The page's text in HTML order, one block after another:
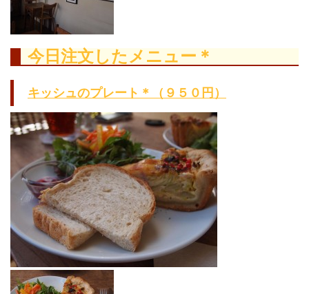
今日注文したメニュー＊
キッシュのプレート＊（９５０円）